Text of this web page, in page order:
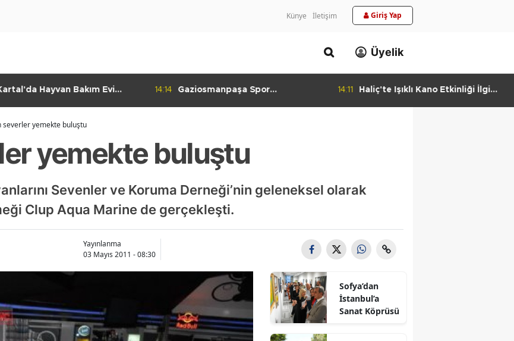
Künye İletişim Giriş Yap
Üyelik
Hayvan Bakım Evi
14:14
Gaziosmanpaşa Spor
14:11
Haliç'te Işıklı Kano Etkinliği İlgi
severler yemekte buluştu
yemekte buluştu
Sevenler ve Koruma Derneği’nin geleneksel olarak
Clup Aqua Marine de gerçekleşti.
Yayınlanma
03 Mayıs 2011 - 08:30
Sofya’dan
İstanbul’a
Sanat Köprüsü